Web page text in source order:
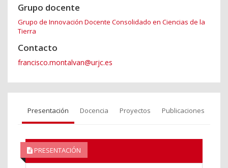
Grupo docente
Grupo de Innovación Docente Consolidado en Ciencias de la
Tierra
Contacto
francisco.montalvan@urjc.es
Presentación Docencia Proyectos Publicaciones
PRESENTACIÓN